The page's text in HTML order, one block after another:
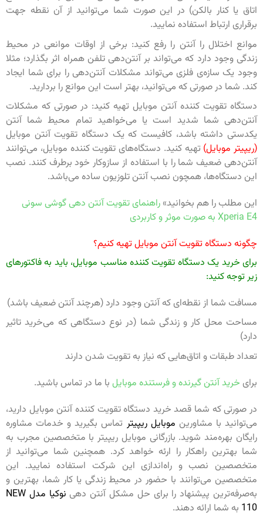
اتاق یا کنار بالکن) در این صورت شما می‌توانید از آن نقطه جهت
برقراری ارتباط استفاده نمایید.
موانع اختلال را آنتن را رفع کنید: برخی از اوقات موانعی در محیط
زندگی وجود دارد که می‌تواند بر آنتن‌دهی تلفن همراه اثر بگذارد؛ مثلا
وجود یک سازه‌ی فلزی می‌تواند مشکلات آنتن‌دهی را برای شما ایجاد
کند. شما در صورتی که می‌توانید، بهتر است این موانع را بردارید.
دستگاه تقویت کننده آنتن موبایل تهیه کنید: در صورتی که مشکلات
آنتن‌دهی شما شدید است یا می‌خواهید تمام محیط شما آنتن
یکدستی داشته باشد، کافیست که یک دستگاه تقویت آنتن موبایل
(ریپیتر موبایل) تهیه کنید. دستگاه‌های تقویت کننده موبایل، می‌توانند
آنتن‌دهی ضعیف شما را با استفاده از سازوکار خود برطرف کنند. نصب
این دستگاه‌ها، همچون نصب آنتن تلوزیون ساده می‌باشد.
این مطلب را هم بخوانید» راهنمای تقویت آنتن دهی گوشی سونی
Xperia E4 به صورت موثر و کاربردی
چگونه دستگاه تقویت آنتن موبایل تهیه کنیم؟
برای خرید یک دستگاه تقویت کننده مناسب موبایل، باید به فاکتورهای
زیر توجه کنید:
مسافت شما از نقطه‌ای که آنتن وجود دارد (هرچند آنتن ضعیف باشد)
مساحت محل کار و زندگی شما (در نوع دستگاهی که می‌خرید تاثیر
دارد)
تعداد طبقات و اتاق‌هایی که نیاز به تقویت شدن دارند
برای خرید آنتن گیرنده و فرستنده موبایل با ما در تماس باشید.
در صورتی که شما قصد خرید دستگاه تقویت کننده آنتن موبایل دارید،
می‌توانید با مشاورین موبایل ریپیتر تماس بگیرید و خدمات مشاوره
رایگان بهره‌مند شوید. بازرگانی موبایل ریپیتر با متخصصین مجرب به
شما بهترین راهکار را ارئه خواهد کرد. همچنین شما می‌توانید از
متخصصین نصب و راه‌اندازی این شرکت استفاده نمایید. این
متخصصین می‌توانند با حضور در محیط زندگی یا کار شما، بهترین و
به‌صرفه‌ترین پیشنهاد را برای حل مشکل آنتن دهی
نوکیا مدل NEW
110 به شما ارائه دهند.